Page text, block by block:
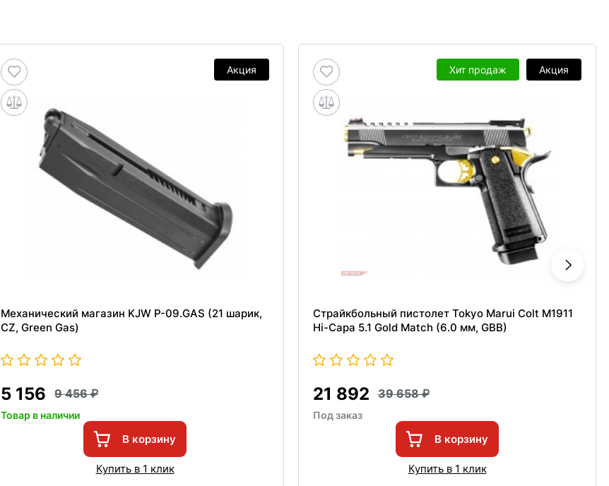
Акция
Механический магазин KJW P-09.GAS (21 шарик,
CZ, Green Gas)
5 156 9 456
Товар в наличии
В корзину
Купить в 1 клик
Хит продаж Акция
Страйкбольный пистолет Tokyo Marui Colt M1911
Hi-Capa 5.1 Gold Match (6.0 мм, GBB)
21 892 39 658
Под заказ
В корзину
Купить в 1 клик